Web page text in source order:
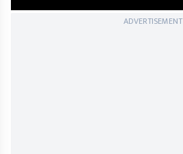
ADVERTISEMENT